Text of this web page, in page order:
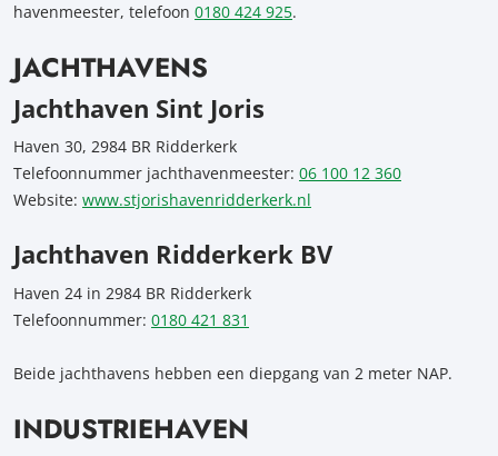
havenmeester, telefoon 0180 424 925.
JACHTHAVENS
Jachthaven Sint Joris
Haven 30, 2984 BR Ridderkerk
Telefoonnummer jachthavenmeester: 06 100 12 360
Website: www.stjorishavenridderkerk.nl
Jachthaven Ridderkerk BV
Haven 24 in 2984 BR Ridderkerk
Telefoonnummer: 0180 421 831
Beide jachthavens hebben een diepgang van 2 meter NAP.
INDUSTRIEHAVEN